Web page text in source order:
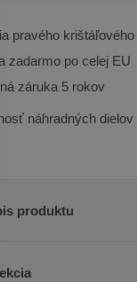
pravého
zadarmo po celej EU
záruka 5 rokov
náhradných
produktu